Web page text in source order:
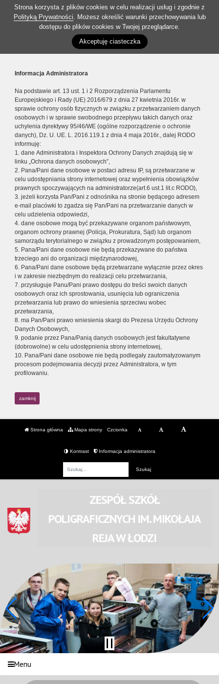
Strona korzysta z plików cookies w celu realizacji usług i zgodnie z
Polityką Prywatności. Możesz określić warunki przechowywania lub
dostępu do plików cookies w Twojej przeglądarce.
Akceptuję ciasteczka
Informacja Administratora
Na podstawie art. 13 ust. 1 i 2 Rozporządzenia Parlamentu
Europejskiego i Rady (UE) 2016/679 z dnia 27 kwietnia 2016r. w
sprawie ochrony osób fizycznych w związku z przetwarzaniem danych
osobowych i w sprawie swobodnego przepływu takich danych oraz
uchylenia dyrektywy 95/46/WE (ogólne rozporządzenie o ochronie
danych), Dz. U. UE. L. 2016.119.1 z dnia 4 maja 2016r., dalej RODO
informuję:
1. dane Administratora i Inspektora Ochrony Danych znajdują się w
linku „Ochrona danych osobowych”,
2. Pana/Pani dane osobowe w postaci adresu IP, są przetwarzane w
celu udostępniania strony internetowej oraz wypełnienia obowiązków
prawnych spoczywających na administratorze(art.6 ust.1 lit.c RODO),
3. jeżeli korzysta Pan/Pani z odnośnika na stronie będącego adresem
e-mail placówki to zgadza się Pan/Pani na przetwarzanie danych w
celu udzielenia odpowiedzi,
4. dane osobowe mogą być przekazywane organom państwowym,
organom ochrony prawnej (Policja, Prokuratura, Sąd) lub organom
samorządu terytorialnego w związku z prowadzonym postępowaniem,
5. Pana/Pani dane osobowe nie będą przekazywane do państwa
trzeciego ani do organizacji międzynarodowej,
6. Pana/Pani dane osobowe będą przetwarzane wyłącznie przez okres
i w zakresie niezbędnym do realizacji celu przetwarzania,
7. przysługuje Panu/Pani prawo dostępu do treści swoich danych
osobowych oraz ich sprostowania, usunięcia lub ograniczenia
przetwarzania lub prawo do wniesienia sprzeciwu wobec
przetwarzania,
8. ma Pan/Pani prawo wniesienia skargi do Prezesa Urzędu Ochrony
Danych Osobowych,
9. podanie przez Pana/Panią danych osobowych jest fakultatywne
(dobrowolne) w celu udostępnienia strony internetowej,
10. Pana/Pani dane osobowe nie będą podlegały zautomatyzowanym
procesom podejmowania decyzji przez Administratora, w tym
profilowaniu.
zamknij
Strona główna Mapa strony Czcionka
Kontrast Informacja administratora
ZESPÓŁ SZKÓŁ
POLIGRAFICZNYCHIM. MIKOŁAJA
REJAW ŁODZI
Menu